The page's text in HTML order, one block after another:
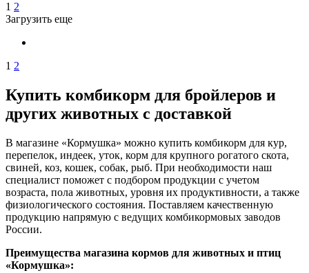
1 2
Загрузить еще
1 2
Купить комбикорм для бройлеров и
других животных с доставкой
В магазине «Кормушка» можно купить комбикорм для кур,
перепелок, индеек, уток, корм для крупного рогатого скота,
свиней, коз, кошек, собак, рыб. При необходимости наш
специалист поможет с подбором продукции с учетом
возраста, пола животных, уровня их продуктивности, а также
физиологического состояния. Поставляем качественную
продукцию напрямую с ведущих комбикормовых заводов
России.
Преимущества магазина кормов для животных и птиц
«Кормушка»: